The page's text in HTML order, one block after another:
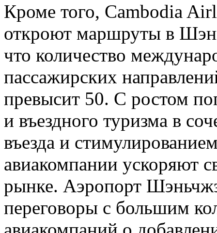
Кроме того, Cambodia
откроют маршруты в
что количество
пассажирских
превысит 50. С ростом
и въездного туризма в
въезда и
авиакомпании ускоряют
рынке. Аэропорт
переговоры с большим